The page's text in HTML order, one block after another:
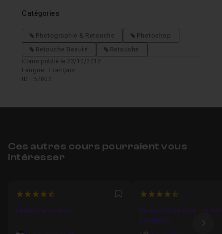
Catégories
Photographie & Retouche
Photoshop
Retouche Beauté
Retouche
Cours publié le 23/10/2012
Langue : Français
ID : 37002
Ces autres cours pourraient vous
intéresser
4.5 Favori
Retouche beauté
4.75
Retouche beauté - la
complète